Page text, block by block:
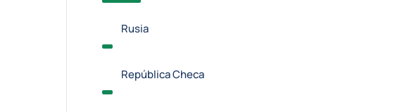
Rusia
República Checa